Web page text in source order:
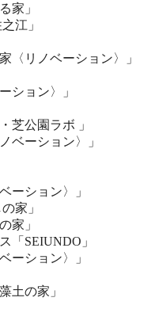
家」
江」
リノベーション〉」
ション〉」
芝公園ラボ 」
ベーション〉」
ーション〉」
家」
家」
「SEIUNDO」
ーション〉」
土の家」